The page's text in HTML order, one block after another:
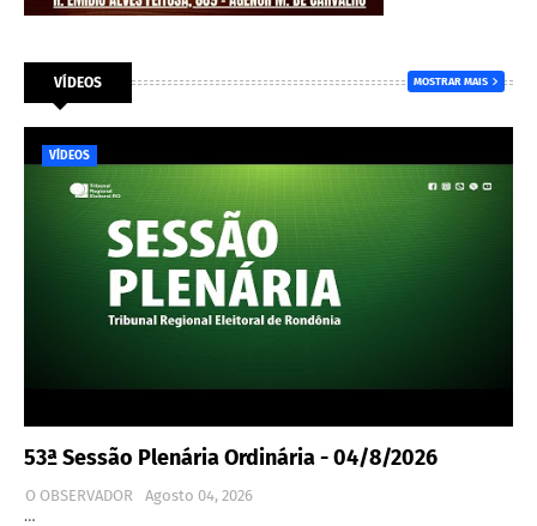
VÍDEOS MOSTRAR MAIS
VÍDEOS
53ª Sessão Plenária Ordinária - 04/8/2026
O OBSERVADOR
Agosto 04, 2026
…